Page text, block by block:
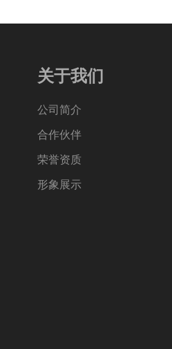
关于我们
公司简介
合作伙伴
荣誉资质
形象展示